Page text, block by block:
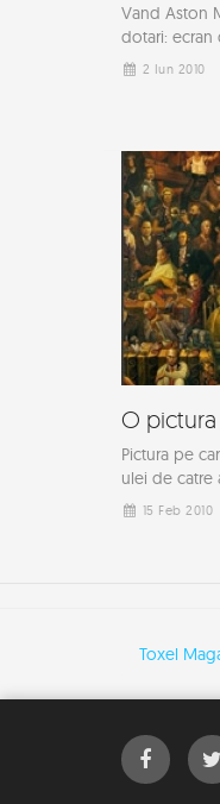
Vand Aston
dotari: ecran
2 Iun 2010
O
Pictura pe
ulei de catre
15 Feb 2010
Toxel